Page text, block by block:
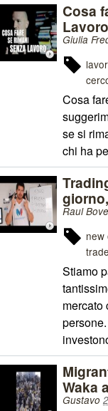
Cosa
Lavoro
Giulia
Cosa
se si
chi ha
Raul Bove
new
Stiamo
mercato
Waka
Gustavo